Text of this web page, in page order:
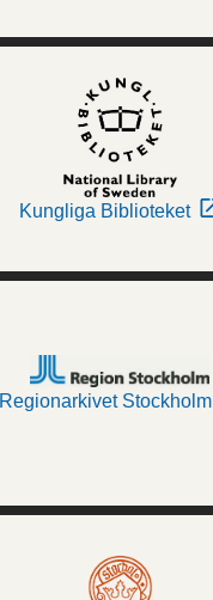
Kungliga Biblioteket
Regionarkivet Stockholm